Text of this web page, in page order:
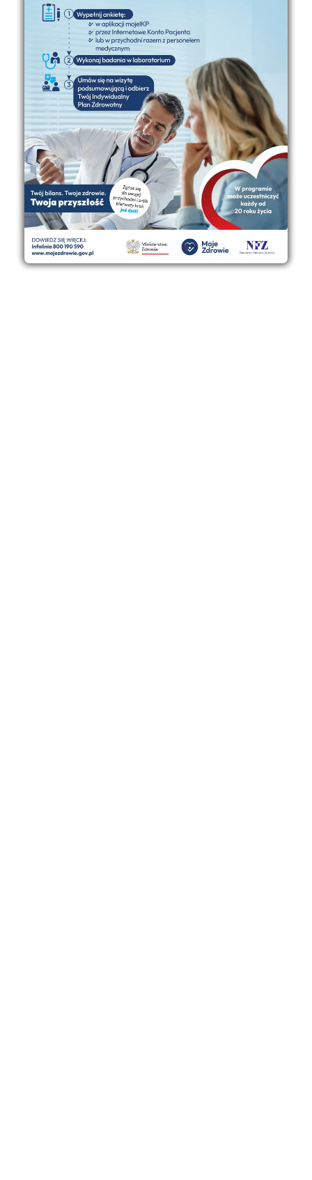
lek. med. Grzegorz Lipski, absolwent Wojskowej Akademii
Medycznej w Łodzi, lek. chorób dziecięcych, lek.
wojskowej medycyny morskiej, Dyrektor ds. medycznych
NZOZ Nr 1
PORADNIA LEKARZA PODSTAWOWEJ OPIEKI ZDROWOTNEJ NR
1 – FILIA W WEJHEROWIE
lek. med. Justyna Grzymkowska, absolwentka Wydziału
Lekarskiego Akademii Medycznej w Gdańsku, spec.
chorób wewnętrznych